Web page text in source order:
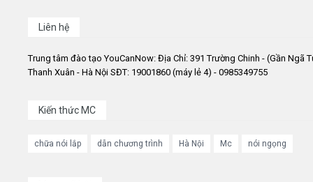
Liên hệ
Trung tâm đào tạo YouCanNow: Địa Chỉ: 391 Trường Chinh - (Gần Ngã
Thanh Xuân - Hà Nội SĐT: 19001860 (máy lẻ 4) - 0985349755
Kiến thức MC
chữa nói lắp dẫn chương trình Hà Nội Mc nói ngọng